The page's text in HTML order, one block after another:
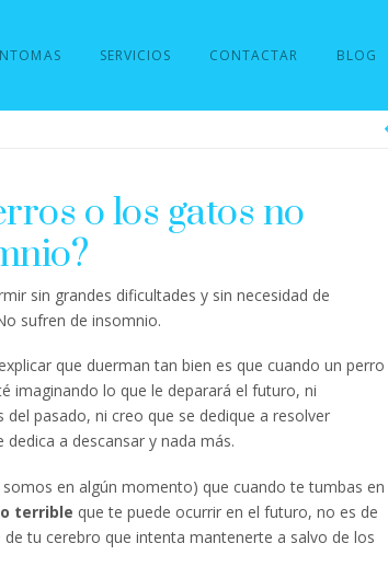
SERVICIOS CONTACTAR BLOG
o los gatos no
sin grandes dificultades y sin necesidad de
sufren de insomnio.
que duerman tan bien es que cuando un perro
imaginando lo que le deparará el futuro, ni
pasado, ni creo que se dedique a resolver
a descansar y nada más.
en algún momento) que cuando te tumbas en
terrible que te puede ocurrir en el futuro, no es de
tu cerebro que intenta mantenerte a salvo de los